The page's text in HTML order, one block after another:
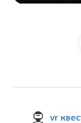
vr